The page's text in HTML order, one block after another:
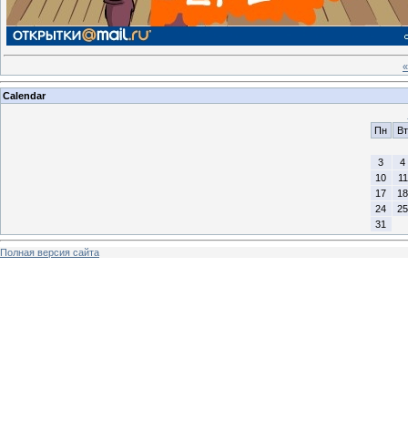
«
Calendar
Пн
Вт
3
4
10
11
17
18
24
25
31
Полная версия сайта